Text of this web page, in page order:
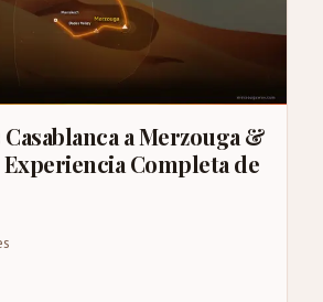
a Merzouga &
Completa de